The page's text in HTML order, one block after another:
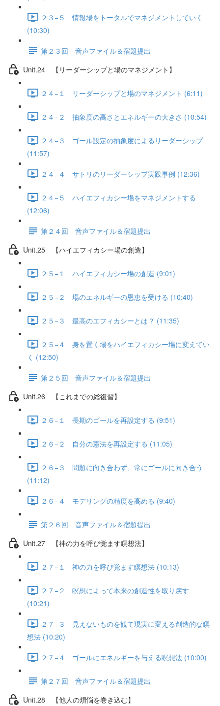
２３−５ 情報場をトータルでマネジメントしていく
(10:30)
第２３回 音声ファイル＆宿題提出
Unit.24 【リーダーシップと場のマネジメント】
２４−１ リーダーシップと場のマネジメント (6:11)
２４−２ 抽象度の高さとエネルギーの大きさ (10:54)
２４−３ ゴール設定の抽象度によるリーダーシップ
(11:57)
２４−４ サトリのリーダーシップ実践事例 (12:36)
２４−５ ハイエフィカシー場をマネジメントする
(12:06)
第２４回 音声ファイル＆宿題提出
Unit.25 【ハイエフィカシー場の創造】
２５−１ ハイエフィカシー場の創造 (9:01)
２５−２ 場のエネルギーの恩恵を受ける (10:40)
２５−３ 最高のエフィカシーとは？ (11:35)
２５−４ 身を置く場をハイエフィカシー場に変えてい
く (12:50)
第２５回 音声ファイル＆宿題提出
Unit.26 【これまでの総復習】
２６−１ 長期のゴールを再設定する (9:51)
２６−２ 自分の憲法を再設定する (11:05)
２６−３ 問題に向き合わず、常にゴールに向き合う
(11:12)
２６−４ モデリングの精度を高める (9:40)
第２６回 音声ファイル＆宿題提出
Unit.27 【神の力を呼び覚ます瞑想法】
２７−１ 神の力を呼び覚ます瞑想法 (10:13)
２７−２ 瞑想によって本来の創造性を取り戻す
(10:21)
２７−３ 見えないものを観て現実に変える創造的な瞑
想法 (10:20)
２７−４ ゴールにエネルギーを与える瞑想法 (10:00)
第２７回 音声ファイル＆宿題提出
Unit.28 【他人の煩悩を巻き込む】